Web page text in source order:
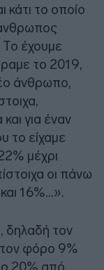
κάτι το οποίο
Το έχουμε
το 2019,
άνθρωπο,
για έναν
το είχαμε
μέχρι
οι πάνω
16%...».
δηλαδή τον
φόρο 9%
20% από